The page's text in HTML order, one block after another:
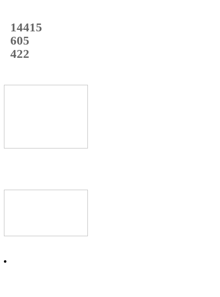
14415
с начала года
605
с начала месяца
422
с начала недели